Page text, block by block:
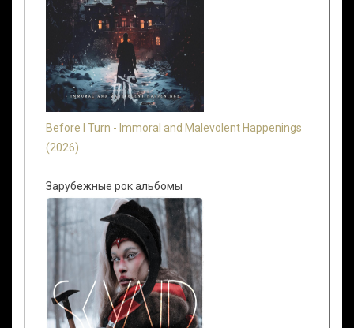
Before I Turn - Immoral and Malevolent Happenings
(2026)
Зарубежные рок альбомы